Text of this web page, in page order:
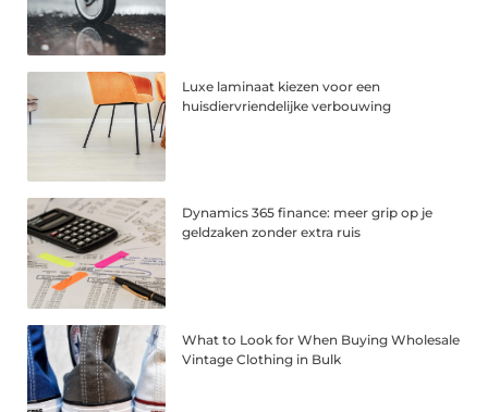
Luxe laminaat kiezen voor een
huisdiervriendelijke verbouwing
Dynamics 365 finance: meer grip op je
geldzaken zonder extra ruis
What to Look for When Buying Wholesale
Vintage Clothing in Bulk